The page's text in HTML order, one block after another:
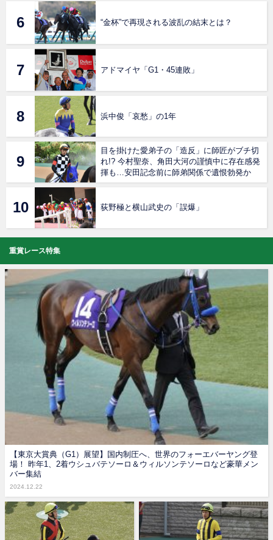
“金杯”で再現される波乱の結末とは？
アドマイヤ「G1・45連敗」
浜中俊「哀愁」の1年
目を掛けた愛弟子の「造反」に師匠がブチ切
れ!? 今村聖奈、角田大河の謹慎中に存在感発
揮も…安田記念前に師弟関係で遺恨勃発か
荻野極と横山武史の「誤爆」
重賞レース特集
【東京大賞典（G1）展望】国内制圧へ、世界のフォーエバーヤング登
場！ 昨年1、2着ウシュバテソーロ＆ウィルソンテソーロなど豪華メン
バー集結
2024.12.22